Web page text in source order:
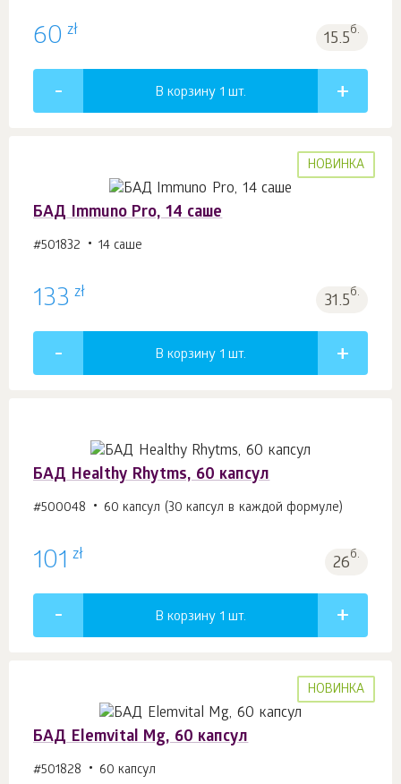
60 zł 15.5б.
В корзину 1 шт.
НОВИНКА
БАД Immuno Pro, 14 саше
#501832 14 саше
133 zł 31.5б.
В корзину 1 шт.
БАД Healthy Rhytms, 60 капсул
#500048 60 капсул (30 капсул в каждой формуле)
101 zł 26б.
В корзину 1 шт.
НОВИНКА
БАД Elemvital Mg, 60 капсул
#501828 60 капсул